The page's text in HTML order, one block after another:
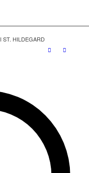
ST. HILDEGARD